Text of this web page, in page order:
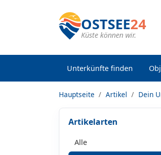
OSTSEE24
Küste können wir.
Unterkünfte finden
Hauptseite Artikel Dein
Artikelarten
Alle